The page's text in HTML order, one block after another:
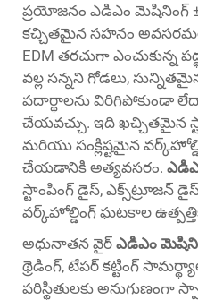
ప్రయోజనం ఎడిఎం మెషినింగ్
కచ్చితమైన సహనం
EDM తరచుగా ఎంచుకున్న
వల్ల సన్నని గోడలు,
పదార్థాలను విరిగిపోకుండా
చేయవచ్చు. ఇది ఖచ్చితమైన
మరియు సంక్లిష్టమైన
చేయడానికి అత్యవసరం.
స్టాంపింగ్ డైస్, ఎక్స్‌ట్రూజన్
వర్క్‌హోల్డింగ్ ఘటకాల
అధునాతన వైర్ ఎడిఎం
థ్రెడింగ్, టేపర్ కట్టింగ్
పరిస్థితులకు అనుగుణంగా